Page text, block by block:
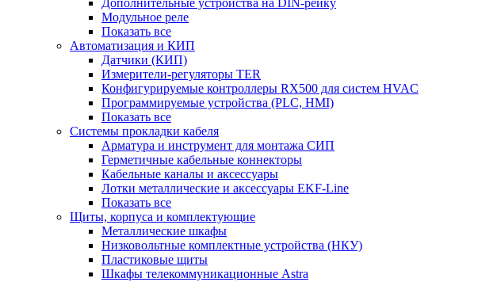
Дополнительные устройства на DIN-рейку
Модульное реле
Показать все
Автоматизация и КИП
Датчики (КИП)
Измерители-регуляторы TER
Конфигурируемые контроллеры RX500 для систем HVAC
Программируемые устройства (PLC, HMI)
Показать все
Системы прокладки кабеля
Арматура и инструмент для монтажа СИП
Герметичные кабельные коннекторы
Кабельные каналы и аксессуары
Лотки металлические и аксессуары EKF-Line
Показать все
Щиты, корпуса и комплектующие
Металлические шкафы
Низковольтные комплектные устройства (НКУ)
Пластиковые щиты
Шкафы телекоммуникационные Astra